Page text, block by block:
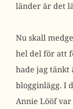
länder är det
Nu skall
hel del för att
hade jag
blogginlägg. I
Annie Lööf